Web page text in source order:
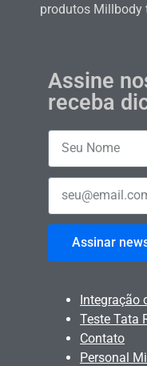
produtos Millbody
Assine
receba
Assinar
Integração
Teste Tata
Contato
Personal